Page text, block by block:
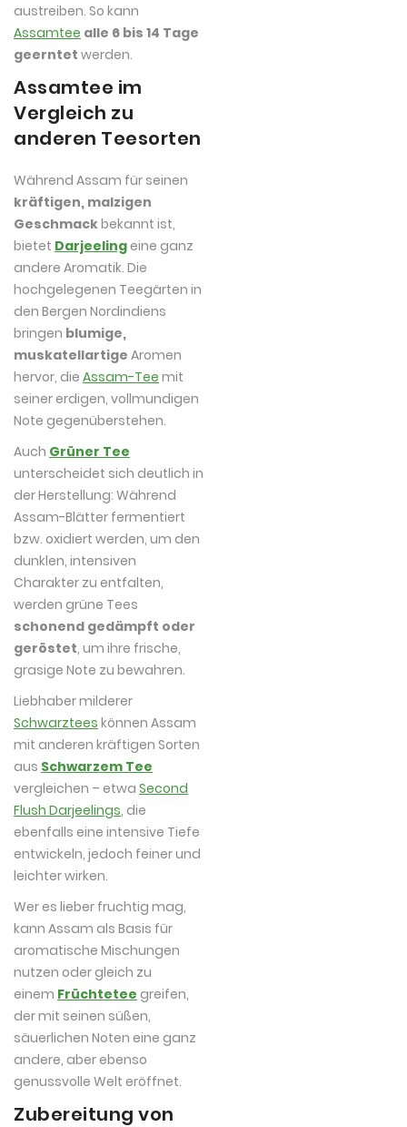
austreiben. So kann
Assamtee alle 6 bis 14 Tage
geerntet werden.
Assamtee im
Vergleich zu
anderen Teesorten
Während Assam für seinen
kräftigen, malzigen
Geschmackbekannt ist,
bietet Darjeeling eine ganz
andere Aromatik. Die
hochgelegenen Teegärten in
den Bergen Nordindiens
bringen blumige,
muskatellartige Aromen
hervor, die Assam-Tee mit
seiner erdigen, vollmundigen
Note gegenüberstehen.
Auch Grüner Tee
unterscheidet sich deutlich in
der Herstellung: Während
Assam-Blätter fermentiert
bzw. oxidiert werden, um den
dunklen, intensiven
Charakter zu entfalten,
werden grüne Tees
schonend gedämpft oder
geröstet, um ihre frische,
grasige Note zu bewahren.
Liebhaber milderer
Schwarztees können Assam
mit anderen kräftigen Sorten
aus Schwarzem Tee
vergleichen – etwa Second
Flush Darjeelings, die
ebenfalls eine intensive Tiefe
entwickeln, jedoch feiner und
leichter wirken.
Wer es lieber fruchtig mag,
kann Assam als Basis für
aromatische Mischungen
nutzen oder gleich zu
einem Früchtetee greifen,
der mit seinen süßen,
säuerlichen Noten eine ganz
andere, aber ebenso
genussvolle Welt eröffnet.
Zubereitung von